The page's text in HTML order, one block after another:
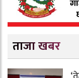
ताजा खबर